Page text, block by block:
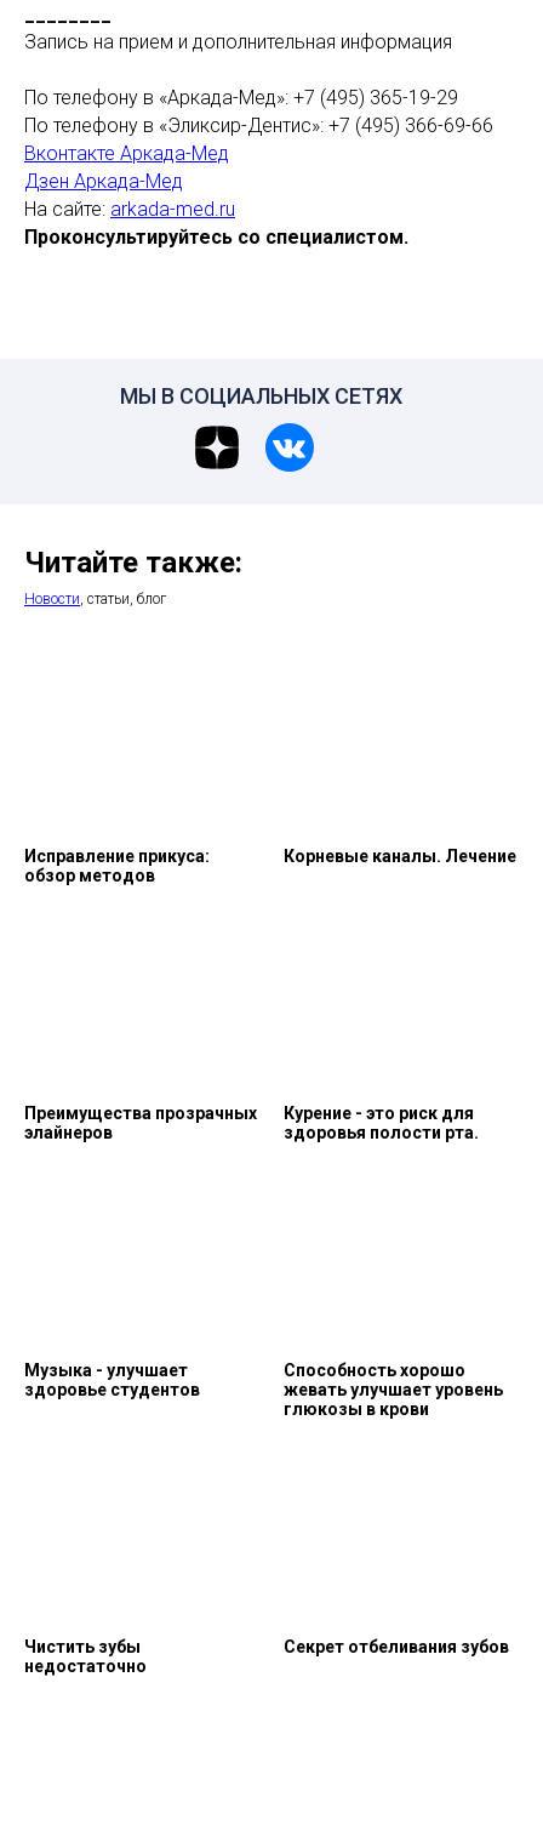
Запись на прием и дополнительная информация
По телефону в «Аркада-Мед»: +7 (495) 365-19-29
По телефону в «Эликсир-Дентис»: +7 (495) 366-69-66
Вконтакте Аркада-Мед
Дзен Аркада-Мед
На сайте: arkada-med.ru
Проконсультируйтесь со специалистом.
МЫ В СОЦИАЛЬНЫХ СЕТЯХ
Читайте также:
Новости, статьи, блог
Исправление прикуса:
обзор методов
Корневые каналы. Лечение
Преимущества прозрачных
элайнеров
Курение - это риск для
здоровья полости рта.
Музыка - улучшает
здоровье студентов
Способность хорошо
жевать улучшает уровень
глюкозы в крови
Чистить зубы
недостаточно
Секрет отбеливания зубов